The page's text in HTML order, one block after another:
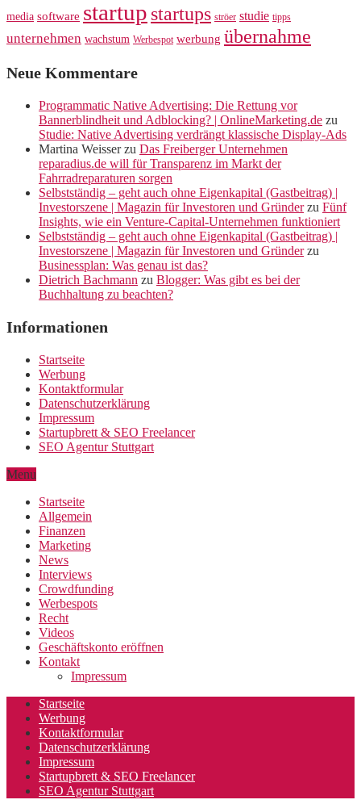
media software startup startups ströer studie tipps
unternehmen wachstum Werbespot werbung übernahme
Neue Kommentare
Programmatic Native Advertising: Die Rettung vor
Bannerblindheit und Adblocking? | OnlineMarketing.de zu
Studie: Native Advertising verdrängt klassische Display-Ads
Martina Weisserzu Das Freiberger Unternehmen
reparadius.de will für Transparenz im Markt der
Fahrradreparaturen sorgen
Selbstständig – geht auch ohne Eigenkapital (Gastbeitrag) |
Investorszene | Magazin für Investoren und Gründerzu Fünf
Insights, wie ein Venture-Capital-Unternehmen funktioniert
Selbstständig – geht auch ohne Eigenkapital (Gastbeitrag) |
Investorszene | Magazin für Investoren und Gründerzu
Businessplan: Was genau ist das?
Dietrich Bachmann zu Blogger: Was gibt es bei der
Buchhaltung zu beachten?
Informationen
Startseite
Werbung
Kontaktformular
Datenschutzerklärung
Impressum
Startupbrett & SEO Freelancer
SEO Agentur Stuttgart
Menu
Startseite
Allgemein
Finanzen
Marketing
News
Interviews
Crowdfunding
Werbespots
Recht
Videos
Geschäftskonto eröffnen
Kontakt
Impressum
Startseite
Werbung
Kontaktformular
Datenschutzerklärung
Impressum
Startupbrett & SEO Freelancer
SEO Agentur Stuttgart